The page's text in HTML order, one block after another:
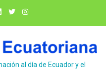
al día de Ecuador y el